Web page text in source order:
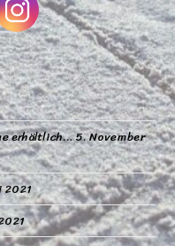
erhältlich…5. November
2021